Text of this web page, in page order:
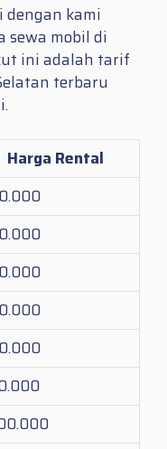
dengan kami
mobil di
ini adalah tarif
terbaru
Harga Rental